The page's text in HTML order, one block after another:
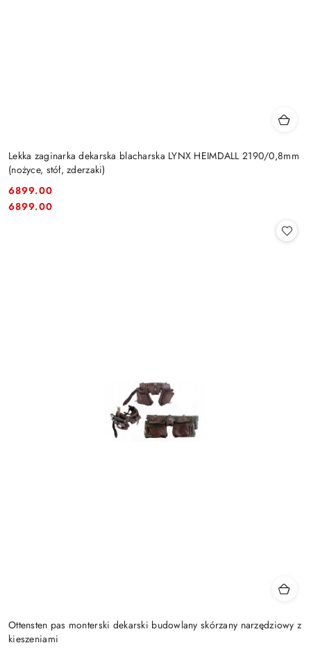
Lekka zaginarka dekarska blacharska LYNX HEIMDALL 2190/0,8mm
(nożyce, stół, zderzaki)
Cena:
6899.00
Cena:
6899.00
Ottensten pas monterski dekarski budowlany skórzany narzędziowy z
kieszeniami